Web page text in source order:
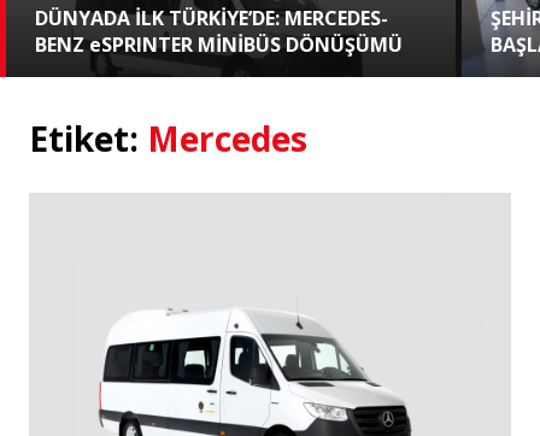
DÜNYADA İLK TÜRKİYE’DE: MERCEDES-
BENZ eSPRINTER MİNİBÜS DÖNÜŞÜMÜ
Etiket: Mercedes